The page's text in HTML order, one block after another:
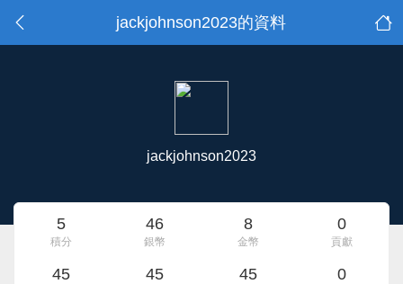
jackjohnson2023的資料
jackjohnson2023
5
積分
46
銀幣
8
金幣
0
貢獻
45 45 45 0